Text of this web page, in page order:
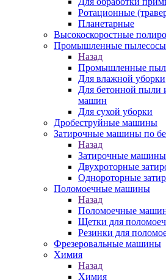
Ротационные
Планетарные
Высокоскоростные
Промышленные пылесосы
Назад
Промышленные
Для влажной уборки
Для бетонной пыли
машин
Для сухой уборки
Дробеструйные машины
Затирочные машины по
Назад
Затирочные машины
Двухроторные
Однороторные
Поломоечные машины
Назад
Поломоечные
Щетки для
Резинки для
Фрезеровальные машины
Химия
Назад
Химия